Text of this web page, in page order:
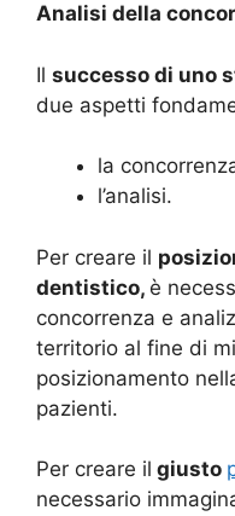
Analisi della
Il successo di uno
due aspetti
la
l’analisi.
Per creare il
dentistico, è
concorrenza e
territorio al fine di
posizionamento
pazienti.
Per creare il giusto
necessario